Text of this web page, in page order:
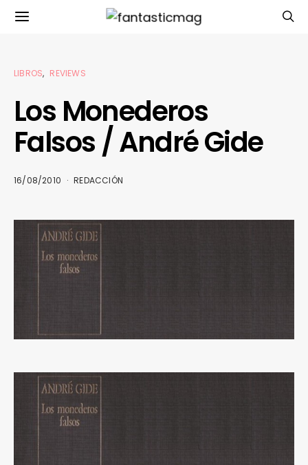
LIBROS REVIEWS
Los Monederos
Falsos / André Gide
16/08/2010 REDACCIÓN